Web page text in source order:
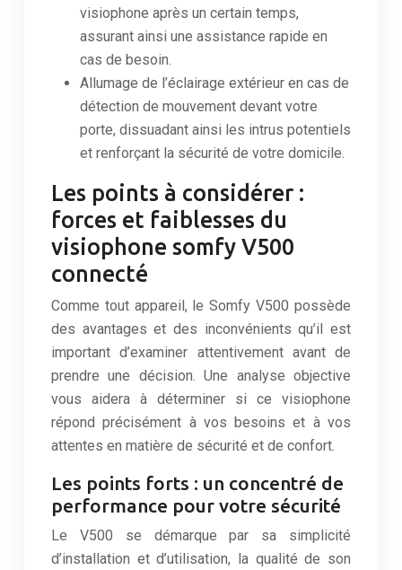
visiophone après un certain temps,
assurant ainsi une assistance rapide en
cas de besoin.
Allumage de l’éclairage extérieur en cas de
détection de mouvement devant votre
porte, dissuadant ainsi les intrus potentiels
et renforçant la sécurité de votre domicile.
Les points à considérer :
forces et faiblesses du
visiophone somfy V500
connecté
Comme tout appareil, le Somfy V500 possède
des avantages et des inconvénients qu’il est
important d’examiner attentivement avant de
prendre une décision. Une analyse objective
vous aidera à déterminer si ce visiophone
répond précisément à vos besoins et à vos
attentes en matière de sécurité et de confort.
Les points forts : un concentré de
performance pour votre sécurité
Le V500 se démarque par sa simplicité
d’installation et d’utilisation, la qualité de son